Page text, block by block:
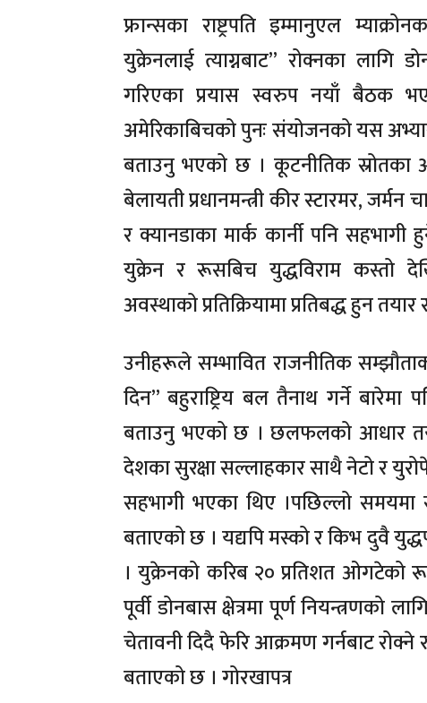
फ्रान्सका राष्ट्रपति इम्मानुएल
युक्रेनलाई त्याग्नबाट” रोक्नका लागि
गरिएका प्रयास स्वरुप नयाँ बैठक
अमेरिकाबिचको पुनः संयोजनको यस
बताउनु भएको छ । कूटनीतिक स्रोतका
बेलायती प्रधानमन्त्री कीर स्टारमर,
र क्यानडाका मार्क कार्नी पनि
युक्रेन र रूसबिच युद्धविराम कस्तो
अवस्थाको प्रतिक्रियामा प्रतिबद्ध हुन
उनीहरूले सम्भावित राजनीतिक
दिन” बहुराष्ट्रिय बल तैनाथ गर्ने बारेमा
बताउनु भएको छ । छलफलको आधार
देशका सुरक्षा सल्लाहकार साथै नेटो र
सहभागी भएका थिए ।पछिल्लो समयमा
बताएको छ । यद्यपि मस्को र किभ दुवै
। युक्रेनको करिब २० प्रतिशत
पूर्वी डोनबास क्षेत्रमा पूर्ण नियन्त्रणको
चेतावनी दिदै फेरि आक्रमण गर्नबाट रोक्ने
बताएको छ । गोरखापत्र